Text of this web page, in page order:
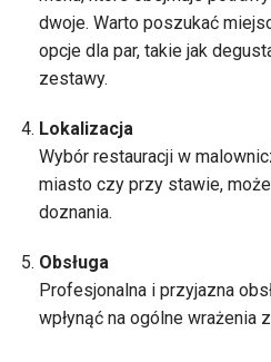
dwoje. Warto poszukać
opcje dla par, takie jak
zestawy.
Lokalizacja
Wybór restauracji w
miasto czy przy stawie,
doznania.
Obsługa
Profesjonalna i przyjazna
wpłynąć na ogólne wrażenia